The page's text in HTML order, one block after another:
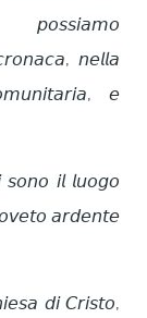
𝘯𝘦𝘭𝘭𝘢
𝘦
𝘪𝘭 𝘭𝘶𝘰𝘨𝘰
𝘢𝘳𝘥𝘦𝘯𝘵𝘦
𝘥𝘪 𝘊𝘳𝘪𝘴𝘵𝘰,